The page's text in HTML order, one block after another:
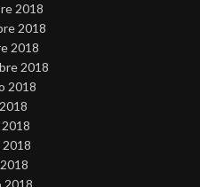
2018
2018
2018
2018
2018
2018